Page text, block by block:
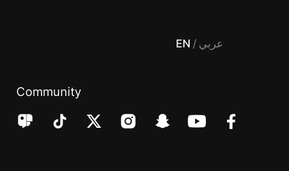
EN / عربي
Community